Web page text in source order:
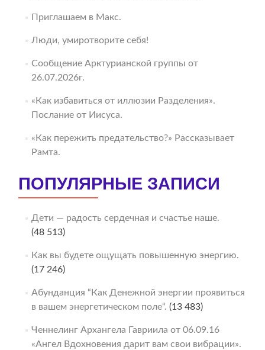
Приглашаем в Макс.
Люди, умиротворите себя!
Сообщение Арктурианской группы от
26.07.2026г.
«Как избавиться от иллюзии Разделения».
Послание от Иисуса.
«Как пережить предательство?» Рассказывает
Рамта.
ПОПУЛЯРНЫЕ ЗАПИСИ
Дети — радость сердечная и счастье наше.
(48 513)
Как вы будете ощущать повышенную энергию.
(17 246)
Абунданция “Как Денежной энергии проявиться
в вашем энергетическом поле“. (13 483)
Ченнелинг Архангела Гавриила от 06.09.16
«Ангел Вдохновения дарит вам свои вибрации».